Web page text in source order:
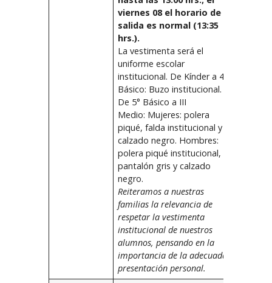
viernes 08 el horario de
salida es normal (13:35
hrs.).
La vestimenta será el
uniforme escolar
institucional. De Kínder a 4°
Básico: Buzo institucional.
De 5° Básico a III
Medio: Mujeres: polera
piqué, falda institucional y
calzado negro. Hombres:
polera piqué institucional,
pantalón gris y calzado
negro.
Reiteramos a nuestras
familias la relevancia de
respetar la vestimenta
institucional de nuestros
alumnos, pensando en la
importancia de la adecuada
presentación personal.